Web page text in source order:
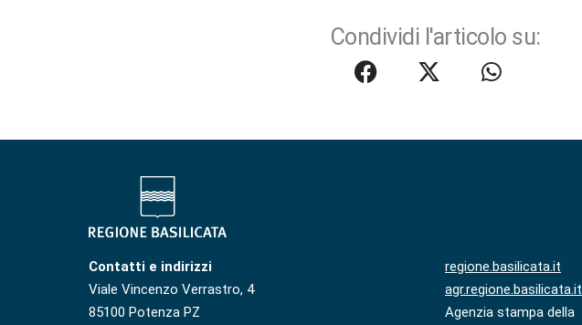
Condividi l'articolo su:
Contatti e indirizzi
Viale Vincenzo Verrastro, 4
85100 Potenza PZ
regione.basilicata.it
agr.regione.basilicata.it
Agenzia stampa della